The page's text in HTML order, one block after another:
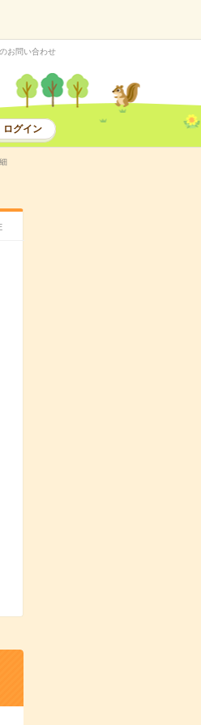
お問い合わせ
ログイン